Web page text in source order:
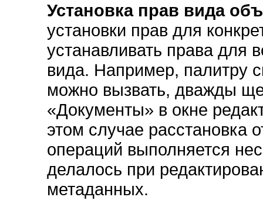
Установка прав вида
установки прав для
устанавливать права для
вида. Например, палитру
можно вызвать, дважды
«Документы» в окне
этом случае расстановка
операций выполняется
делалось при
метаданных.